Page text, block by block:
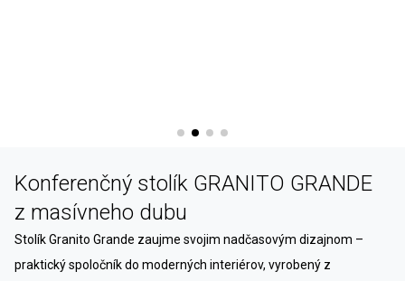
Konferenčný stolík GRANITO GRANDE
z masívneho dubu
Stolík Granito Grande zaujme svojim nadčasovým dizajnom –
praktický spoločník do moderných interiérov, vyrobený z